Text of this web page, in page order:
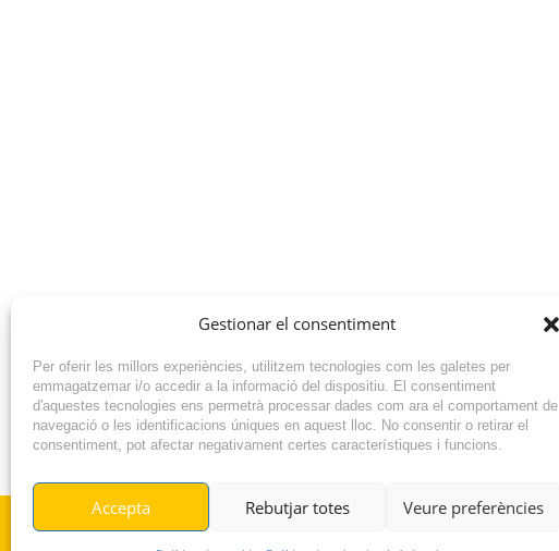
Gestionar el consentiment
Per oferir les millors experiències, utilitzem tecnologies com les galetes per
emmagatzemar i/o accedir a la informació del dispositiu. El consentiment
d'aquestes tecnologies ens permetrà processar dades com ara el comportament de
navegació o les identificacions úniques en aquest lloc. No consentir o retirar el
consentiment, pot afectar negativament certes característiques i funcions.
Accepta Rebutjar totes Veure preferències
NOTÍCIA ANTERIOR
© RADIO VILAFANT 2024